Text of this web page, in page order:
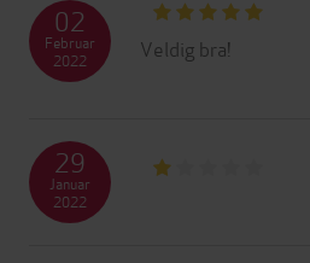
Veldig bra!
02
Februar
2022
29
Januar
2022